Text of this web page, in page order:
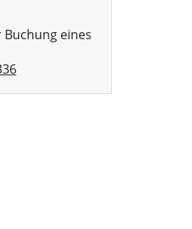
Buchung eines